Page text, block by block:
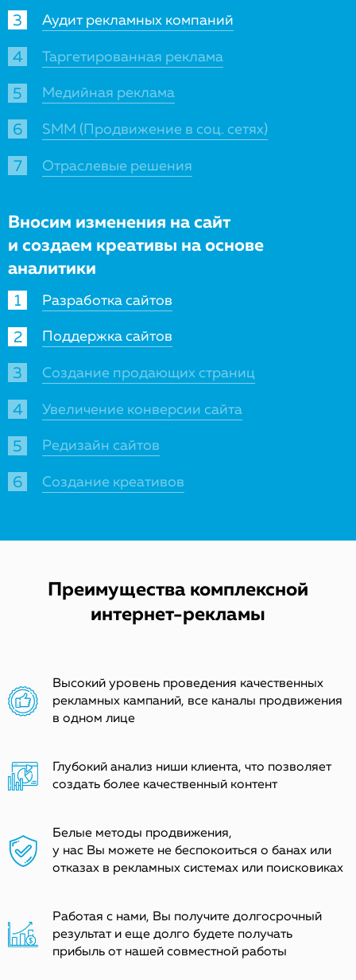
Аудит рекламных компаний
Таргетированная реклама
Медийная реклама
SMM (Продвижение в соц. сетях)
Отраслевые решения
Вносим изменения на сайт
и создаем креативы на основе
аналитики
Разработка сайтов
Поддержка сайтов
Создание продающих страниц
Увеличение конверсии сайта
Редизайн сайтов
Создание креативов
Преимущества комплексной
интернет-рекламы
Высокий уровень проведения качественных
рекламных кампаний, все каналы продвижения
в одном лице
Глубокий анализ ниши клиента, что позволяет
создать более качественный контент
Белые методы продвижения,
у нас Вы можете не беспокоиться о банах или
отказах в рекламных системах или поисковиках
Работая с нами, Вы получите долгосрочный
результат и еще долго будете получать
прибыль от нашей совместной работы